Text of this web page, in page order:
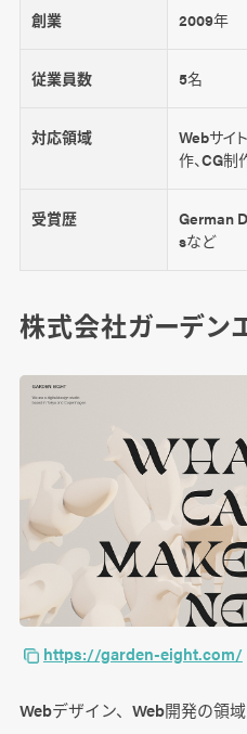
創業 2009年
従業員数 5名
対応領域
Webサイ
作、CG制
受賞歴
German
sなど
株式会社ガーデン
https://garden-eight.com/
Webデザイン、Web開発の領